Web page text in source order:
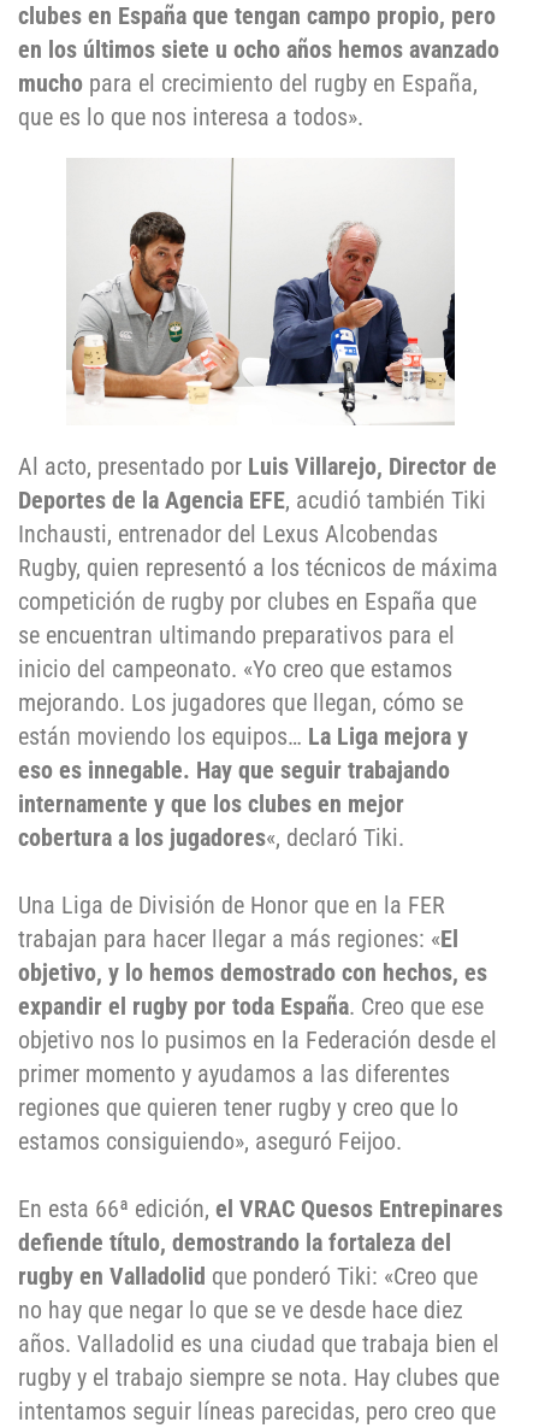
clubes en España que tengan campo propio, pero
en los últimos siete u ocho años hemos avanzado
mucho para el crecimiento del rugby en España,
que es lo que nos interesa a todos».
Al acto, presentado por Luis Villarejo, Director de
Deportes de la Agencia EFE, acudió también Tiki
Inchausti, entrenador del Lexus Alcobendas
Rugby, quien representó a los técnicos de máxima
competición de rugby por clubes en España que
se encuentran ultimando preparativos para el
inicio del campeonato. «Yo creo que estamos
mejorando. Los jugadores que llegan, cómo se
están moviendo los equipos… La Liga mejora y
eso es innegable. Hay que seguir trabajando
internamente y que los clubes en mejor
cobertura a los jugadores«, declaró Tiki.
Una Liga de División de Honor que en la FER
trabajan para hacer llegar a más regiones: «El
objetivo, y lo hemos demostrado con hechos, es
expandir el rugby por toda España. Creo que ese
objetivo nos lo pusimos en la Federación desde el
primer momento y ayudamos a las diferentes
regiones que quieren tener rugby y creo que lo
estamos consiguiendo», aseguró Feijoo.
En esta 66ª edición, el VRAC Quesos Entrepinares
defiende título, demostrando la fortaleza del
rugby en Valladolid que ponderó Tiki: «Creo que
no hay que negar lo que se ve desde hace diez
años. Valladolid es una ciudad que trabaja bien el
rugby y el trabajo siempre se nota. Hay clubes que
intentamos seguir líneas parecidas, pero creo que